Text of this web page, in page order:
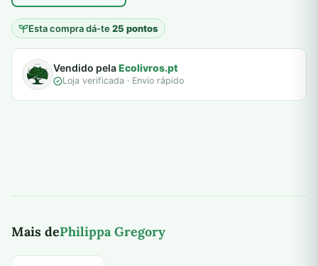
Esta compra dá-te25 pontos
Vendido pelaEcolivros.pt
Loja verificada · Envio rápido
Mais dePhilippa Gregory